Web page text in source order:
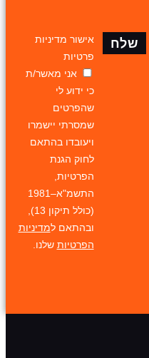
אישור מדיניות
פרטיות
אני מאשר/ת
כי ידוע לי
שהפרטים
שמסרתי יישמרו
ויעובדו בהתאם
לחוק הגנת
הפרטיות,
התשמ"א–1981
(כולל תיקון 13),
ובהתאם למדיניות
הפרטיות שלנו.
שלח